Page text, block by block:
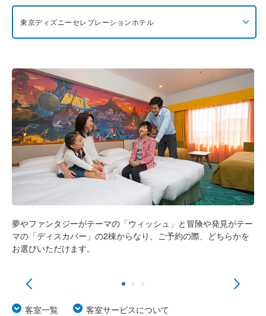
東京ディズニーセレブレーションホテル
東京ディズニーシー・ファンタジースプリングスホテル
ファンタジーシャトー
東京ディズニーランドホテル
ディズニーアンバサダーホテル
東京ディズニーシー・ホテルミラコスタ
東京ディズニーリゾート・トイ・ストーリーホテル
夢やファンタジーがテーマの「ウィッシュ」と冒険や発見がテー
マの「ディスカバー」の2棟からなり、ご予約の際、どちらかを
お選びいただけます。
客室一覧
客室サービスについて